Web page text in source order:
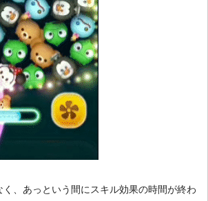
、あっという間にスキル効果の時間が終わ